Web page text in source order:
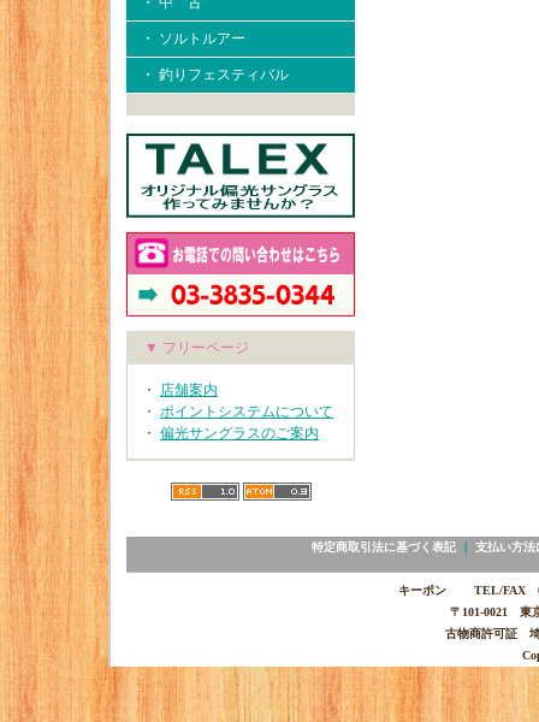
・ ソルトルアー
・ 釣りフェスティバル
▼ フリーページ
・ 店舗案内
・ ポイントシステムについて
・ 偏光サングラスのご案内
特定商取引法に基づく表記｜ 支払い方法
キーポン TEL/FAX
〒101-0021 東
古物商許可証